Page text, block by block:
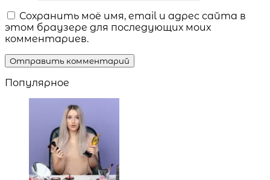
Сохранить моё имя, email и адрес сайта в
этом браузере для последующих моих
комментариев.
Популярное